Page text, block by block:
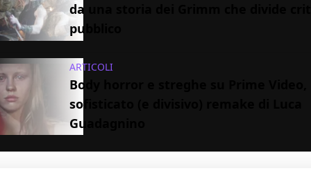
da una storia dei Grimm che divide
pubblico
ARTICOLI
Body horror e streghe su Prime Video,
sofisticato (e divisivo) remake di Luca
Guadagnino